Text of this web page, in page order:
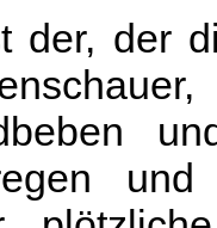
der, der